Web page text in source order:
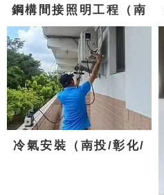
鋼構間接照明工程（南
投/彰化/台中)
冷氣安裝（南投/彰化/